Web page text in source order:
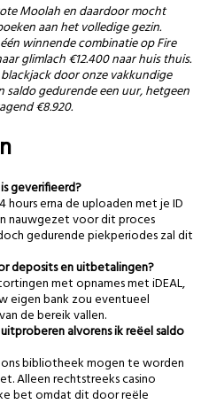
Moolah en daardoor mocht
aan het volledige gezin.
winnende combinatie op Fire
glimlach €12.400 naar huis thuis.
door onze vakkundige
saldo gedurende een uur, hetgeen
€8.920.
geverifieerd?
erna de uploaden met je ID
nauwgezet voor dit proces
gedurende piekperiodes zal dit
deposits en uitbetalingen?
met opnames met iDEAL,
eigen bank zou eventueel
de bereik vallen.
alvorens ik reëel saldo
ons bibliotheek mogen te worden
Alleen rechtstreeks casino
bet omdat dit door reële